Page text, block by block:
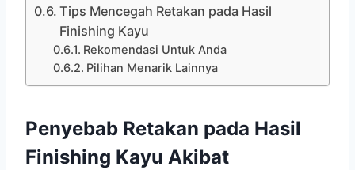
Tips Mencegah Retakan pada Hasil
Finishing Kayu
Rekomendasi Untuk Anda
Pilihan Menarik Lainnya
Penyebab Retakan pada Hasil
Finishing Kayu Akibat